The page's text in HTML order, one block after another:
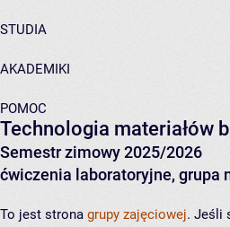
STUDIA
AKADEMIKI
POMOC
Technologia materiałów
Semestr zimowy 2025/2026
ćwiczenia laboratoryjne, grupa
To jest strona grupy zajęciowej. Jeśli